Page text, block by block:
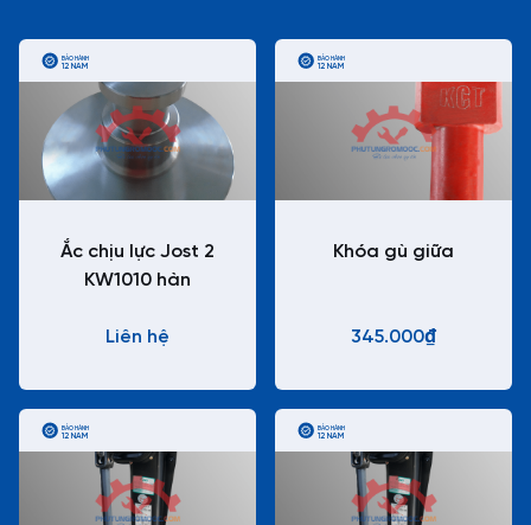
BẢO HÀNH
12 NĂM
Ắc chịu lực Jost 2
KW1010 hàn
Liên hệ
BẢO HÀNH
12 NĂM
Khóa gù giữa
345.000₫
BẢO HÀNH
12 NĂM
BẢO HÀNH
12 NĂM